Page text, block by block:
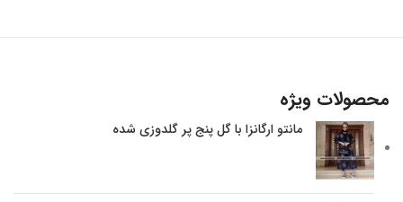
محصولات ویژه
مانتو ارگانزا با گل پنج پر گلدوزی شده